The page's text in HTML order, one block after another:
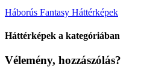
Háborús Fantasy Háttérképek
Háttérképek a kategóriában
Vélemény, hozzászólás?